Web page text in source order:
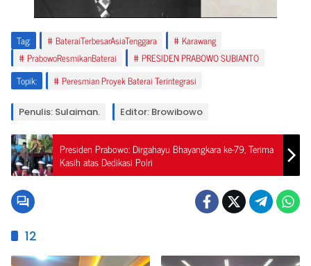
Tag: BateraiTerbesarAsiaTenggara
Karawang
PrabowoResmikanBaterai
PRESIDEN PRABOWO SUBIANTO
Topik:
Peresmian Proyek Baterai Terintegrasi
Penulis: Sulaiman. Editor: Browibowo
Presiden Prabowo: Dirgahayu Bhayangkara ke-79, Terima
Kasih atas Dedikasi Polri
12